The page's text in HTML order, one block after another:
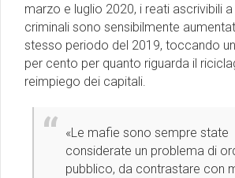
marzo e luglio 2020, i reati ascrivibili
criminali sono sensibilmente
stesso periodo del 2019, toccando
per cento per quanto riguarda il
reimpiego dei capitali.
«Le mafie sono sempre state
considerate un problema di
pubblico, da contrastare con